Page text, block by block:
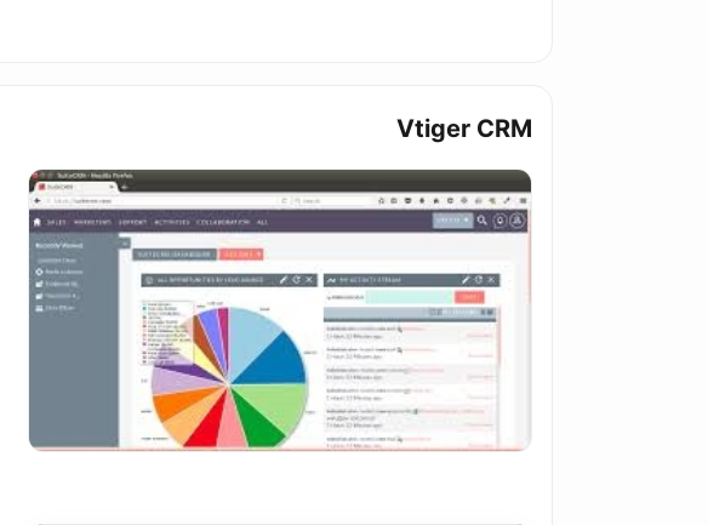
Vtiger CRM